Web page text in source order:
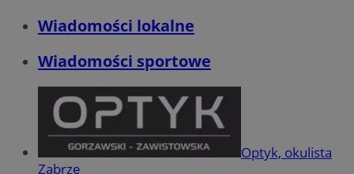
Wiadomości lokalne
Wiadomości sportowe
Optyk, okulista
Zabrze